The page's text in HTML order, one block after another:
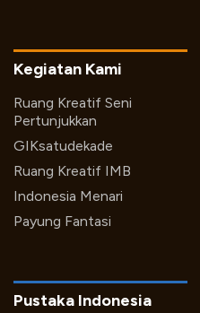
Kegiatan Kami
Ruang Kreatif Seni
Pertunjukkan
GIKsatudekade
Ruang Kreatif IMB
Indonesia Menari
Payung Fantasi
Pustaka Indonesia